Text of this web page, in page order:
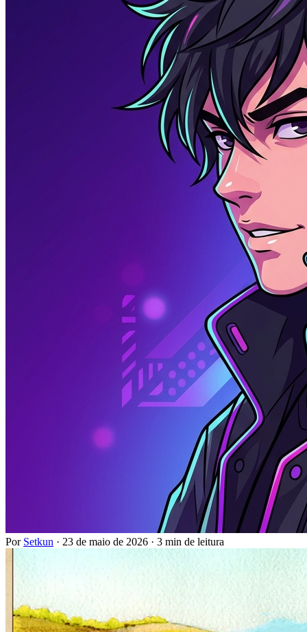
Por Setkun · 23 de maio de 2026 · 3 min de leitura